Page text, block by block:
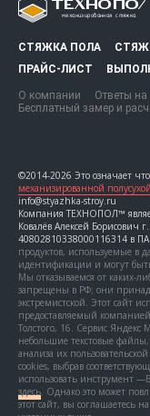
СТЯЖКА ПОЛА
ПРАЙС-ЛИСТ
О компании Ответы
Бесплатный замер и
©2014-2026 Это означает что
механизированной
info@styazhka-stroy.ru
Компания ТЕХНОПОЛ™
Ковалёв Алексей
40802810338000116314 в
продуктов, используемые в
идентификации и могут
Мы отказываемся от каких-
запрещены в РФ; они
экстремистской. Этот сайт
предоставляемый
Толстого, 16. Сервис Яндекс
небольшие текстовые
анализа их
cookies, выбрав
использовать инструмент
здесь. Однако это может
этот сайт, вы соглашаетесь